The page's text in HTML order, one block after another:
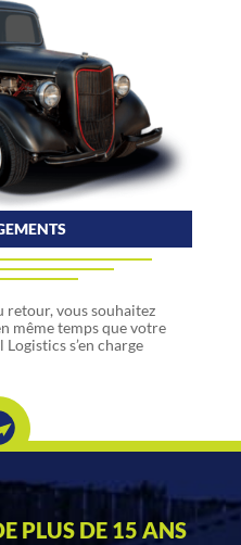
retour, vous souhaitez
même temps que votre
s’en charge
PLUS DE 15 ANS